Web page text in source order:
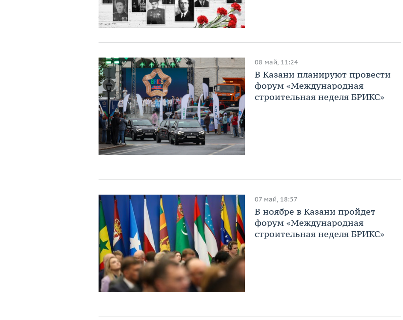
08 май, 11:24
В Казани планируют провести
форум «Международная
строительная неделя БРИКС»
07 май, 18:57
В ноябре в Казани пройдет
форум «Международная
строительная неделя БРИКС»